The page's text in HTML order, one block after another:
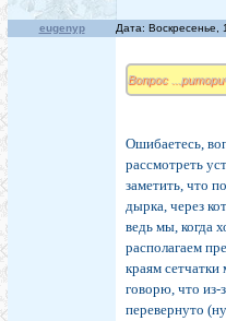
eugenyp Дата:
Вопрос
Ошибаетесь,
рассмотреть
заметить, что
дырка, через
ведь мы, когда
располагаем
краям
говорю, что из-
перевернуто